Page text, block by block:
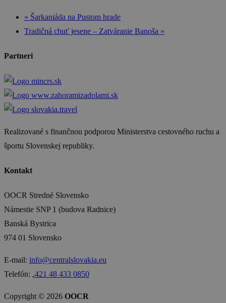
« Šarkaniáda na Pustom hrade
Tradičná chuť jesene – Zatváranie Banoša »
Partneri
Realizované s finančnou podporou Ministerstva cestovného ruchu a
športu Slovenskej republiky.
Kontakt
OOCR Stredné Slovensko
Námestie SNP 1 (budova Radnice)
Banská Bystrica
974 01 Slovensko
E-mail: info@centralslovakia.eu
Telefón: ₊421 48 433 0850
Copyright © 2026 OOCR